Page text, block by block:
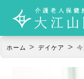
ホーム >デイケア >